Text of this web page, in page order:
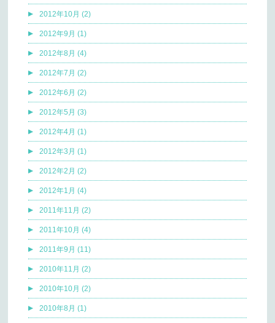
2012年10月 (2)
2012年9月 (1)
2012年8月 (4)
2012年7月 (2)
2012年6月 (2)
2012年5月 (3)
2012年4月 (1)
2012年3月 (1)
2012年2月 (2)
2012年1月 (4)
2011年11月 (2)
2011年10月 (4)
2011年9月 (11)
2010年11月 (2)
2010年10月 (2)
2010年8月 (1)